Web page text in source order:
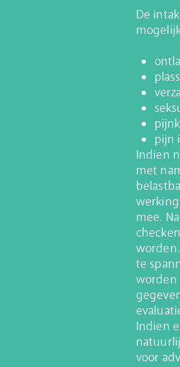
De
pijn
Indien
met
mee.
te
worden
Indien
voor